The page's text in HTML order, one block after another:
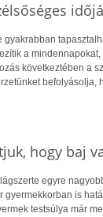
gyakrabban
a
következtében a
hogy baj
egyre
gyermekkorban is
testsúlya már